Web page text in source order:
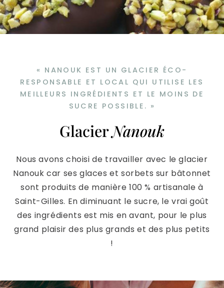
« NANOUK EST UN GLACIER ÉCO-
RESPONSABLE ET LOCAL QUI UTILISE LES
MEILLEURS INGRÉDIENTS ET LE MOINS DE
SUCRE POSSIBLE. »
GlacierNanouk
Nous avons choisi de travailler avec le glacier
Nanouk car ses glaces et sorbets sur bâtonnet
sont produits de manière 100 % artisanale à
Saint-Gilles. En diminuant le sucre, le vrai goût
des ingrédients est mis en avant, pour le plus
grand plaisir des plus grands et des plus petits
!